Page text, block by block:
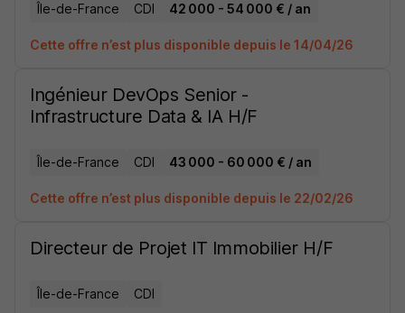
Île-de-France CDI 42 000 - 54 000 € / an
Cette offre n’est plus disponible depuis le 14/04/26
Ingénieur DevOps Senior -
Infrastructure Data & IA H/F
Île-de-France CDI 43 000 - 60 000 € / an
Cette offre n’est plus disponible depuis le 22/02/26
Directeur de Projet IT Immobilier H/F
Île-de-France CDI